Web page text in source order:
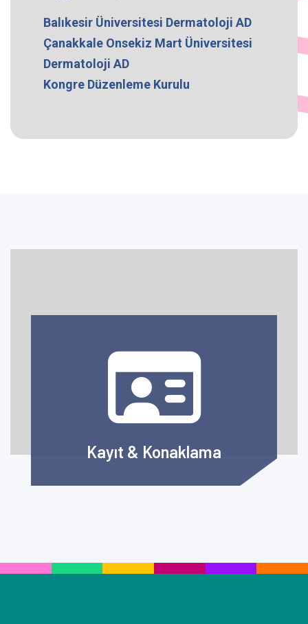
Balıkesir Üniversitesi Dermatoloji AD
Çanakkale Onsekiz Mart Üniversitesi
Dermatoloji AD
Kongre Düzenleme Kurulu
Kayıt & Konaklama